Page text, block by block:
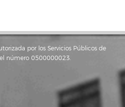
por los Servicios Públicos de
número 0500000023.